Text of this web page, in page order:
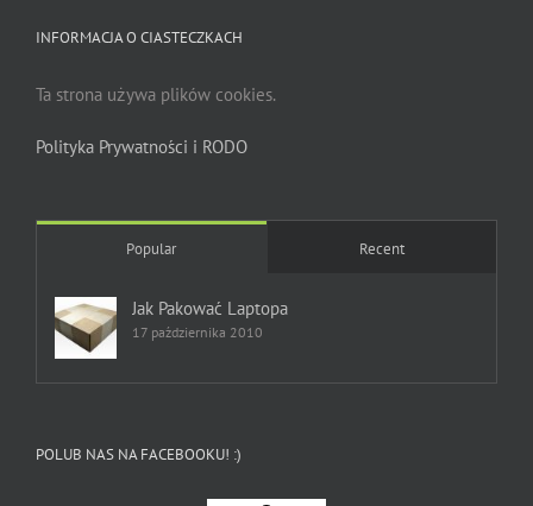
INFORMACJA O CIASTECZKACH
Ta strona używa plików cookies.
Polityka Prywatności i RODO
Popular Recent
Jak Pakować Laptopa
17 października 2010
POLUB NAS NA FACEBOOKU! :)